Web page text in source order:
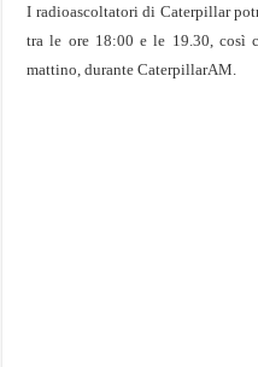
I radioascoltatori di Caterpillar
tra le ore 18:00 e le 19.30, così
mattino, durante CaterpillarAM.